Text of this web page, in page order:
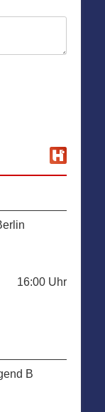
16:00 Uhr
B